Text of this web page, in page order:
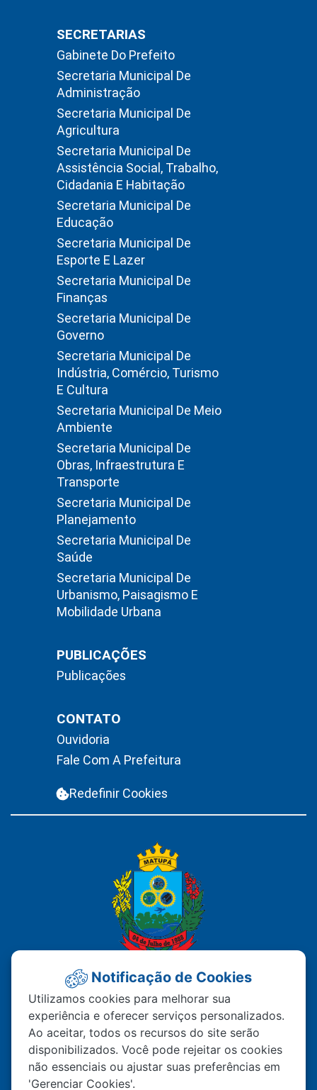
SECRETARIAS
Gabinete Do Prefeito
Secretaria Municipal De
Administração
Secretaria Municipal De
Agricultura
Secretaria Municipal De
Assistência Social, Trabalho,
Cidadania E Habitação
Secretaria Municipal De
Educação
Secretaria Municipal De
Esporte E Lazer
Secretaria Municipal De
Finanças
Secretaria Municipal De
Governo
Secretaria Municipal De
Indústria, Comércio, Turismo
E Cultura
Secretaria Municipal De Meio
Ambiente
Secretaria Municipal De
Obras, Infraestrutura E
Transporte
Secretaria Municipal De
Planejamento
Secretaria Municipal De
Saúde
Secretaria Municipal De
Urbanismo, Paisagismo E
Mobilidade Urbana
PUBLICAÇÕES
Publicações
CONTATO
Ouvidoria
Fale Com A Prefeitura
Redefinir Cookies
PREFEITURA MUNICIPAL DE
MATUPÁ
Av. Hermínio Ometto Nº 101 Bairro ZE - 022
CEP – 78.525-000 Matupá-MT
Notificação de Cookies
Utilizamos cookies para melhorar sua
experiência e oferecer serviços personalizados.
Ao aceitar, todos os recursos do site serão
disponibilizados. Você pode rejeitar os cookies
não essenciais ou ajustar suas preferências em
'Gerenciar Cookies'.